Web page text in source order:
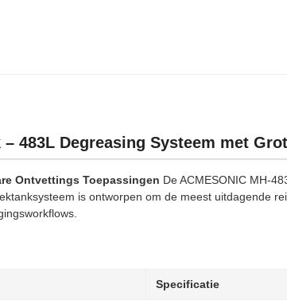
483L Degreasing Systeem met
Ontvettings Toepassingen De ACMESONIC MH-
is ontworpen om de meest uitdagende
Specificatie